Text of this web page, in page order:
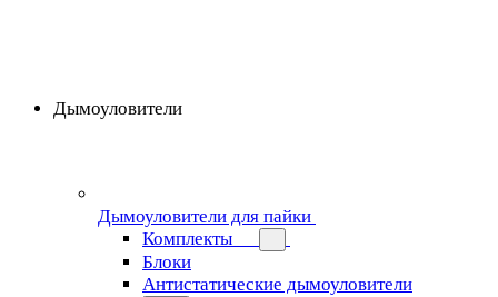
Дымоуловители
Дымоуловители для пайки
Комплекты
Блоки
Антистатические дымоуловители